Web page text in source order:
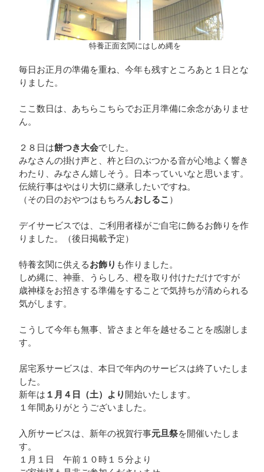
特養正面玄関にはしめ縄を
毎日お正月の準備を重ね、今年も残すところあと１日とな
りました。
ここ数日は、あちらこちらでお正月準備に余念がありませ
ん。
２８日は餅つき大会でした。
みなさんの掛け声と、杵と臼のぶつかる音が心地よく響き
わたり、みなさん嬉しそう。日本っていいなと思います。
伝統行事はやはり大切に継承したいですね。
（その日のおやつはもちろんおしるこ ）
デイサービスでは、ご利用者様がご自宅に飾るお飾りを作
りました。（後日掲載予定）
特養玄関に供えるお飾り も作りました。
しめ縄に、神垂、うらしろ、橙を取り付けただけですが
歳神様をお招きする準備をすることで気持ちが清められる
気がします。
こうして今年も無事、皆さまと年を越せることを感謝しま
す。
居宅系サービスは、本日で年内のサービスは終了いたしま
した。
新年は １月４日（土）より 開始いたします。
１年間ありがとうございました。
入所サービスは、新年の祝賀行事元旦祭を開催いたしま
す。
１月１日 午前１０時１５分より